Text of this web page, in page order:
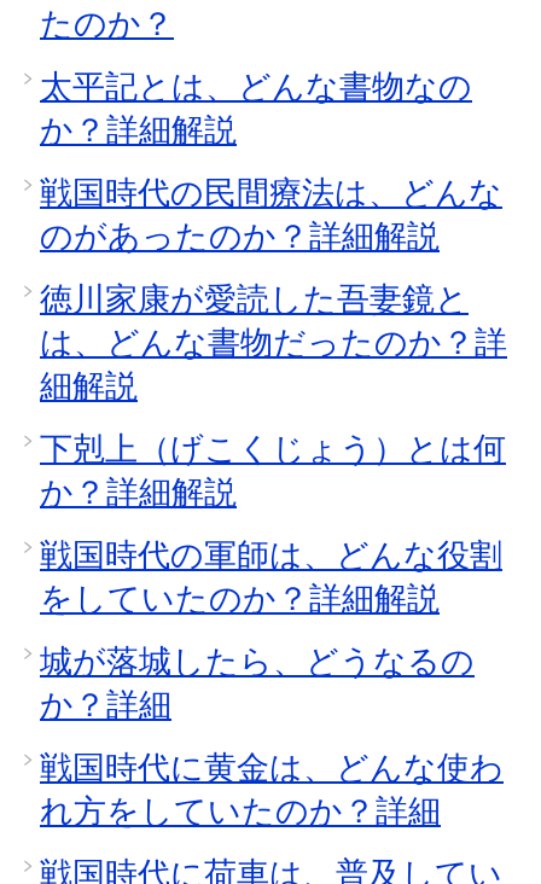
たのか？
太平記とは、どんな書物なの
か？詳細解説
戦国時代の民間療法は、どんな
のがあったのか？詳細解説
徳川家康が愛読した吾妻鏡と
は、どんな書物だったのか？詳
細解説
下剋上（げこくじょう）とは何
か？詳細解説
戦国時代の軍師は、どんな役割
をしていたのか？詳細解説
城が落城したら、どうなるの
か？詳細
戦国時代に黄金は、どんな使わ
れ方をしていたのか？詳細
戦国時代に荷車は、普及してい